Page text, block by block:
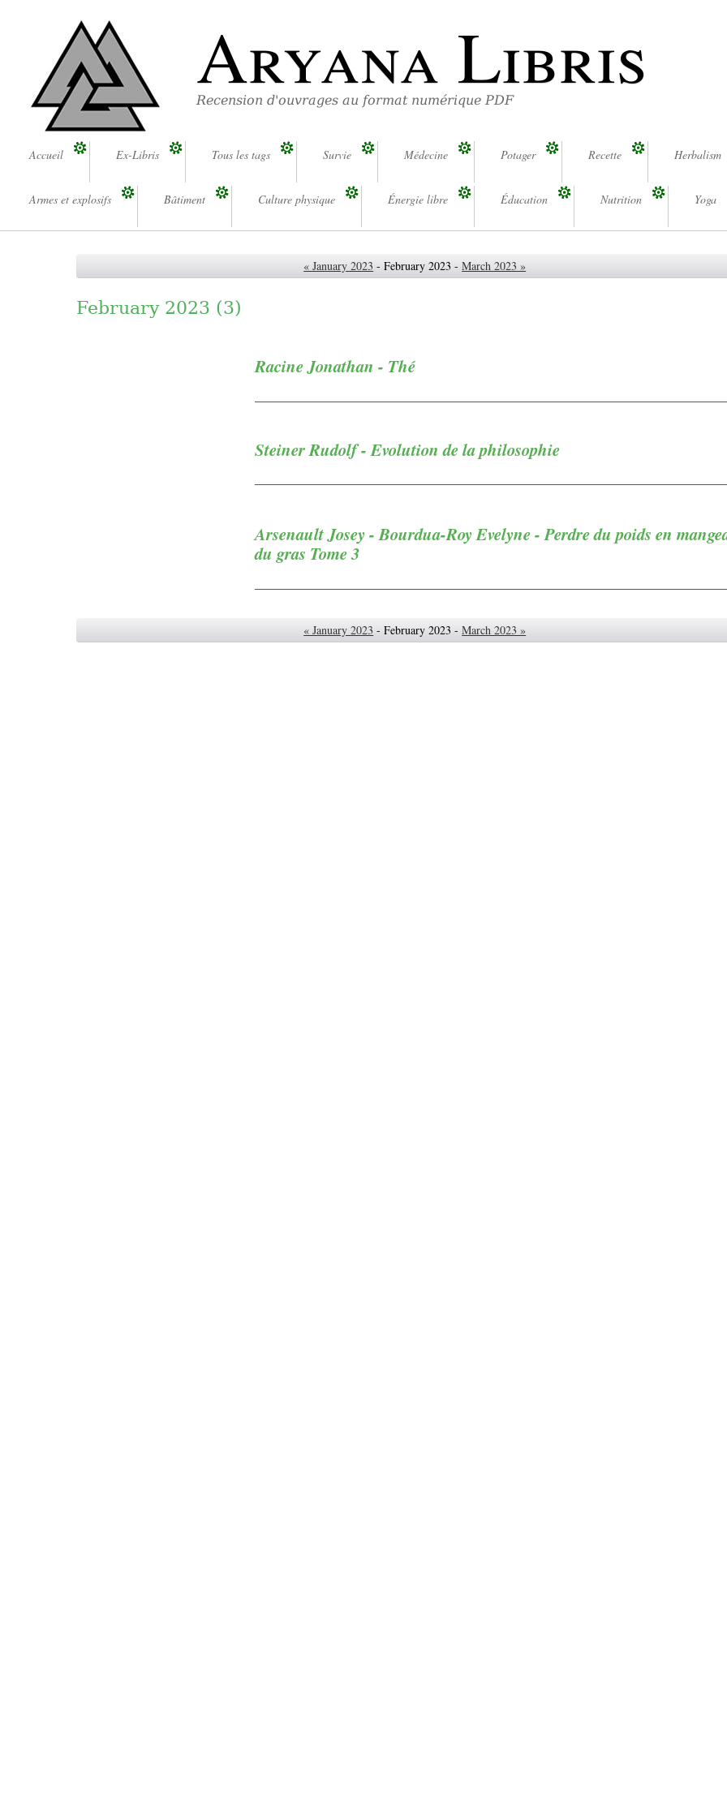
Aryana Libris
Recension d'ouvrages au format numérique PDF
Accueil Ex-Libris Tous les tags Survie Médecine Potager Recette Herbalism
Armes et explosifs Bâtiment Culture physique Énergie libre Éducation Nutrition Yoga
« January 2023 - February 2023 -March 2023 »
February 2023 (3)
Racine Jonathan - Thé
Steiner Rudolf - Evolution de la philosophie
Arsenault Josey - Bourdua-Roy Evelyne - Perdre du poids en
du gras Tome 3
« January 2023 - February 2023 -March 2023 »